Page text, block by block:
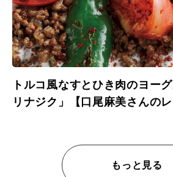
トルコ風なすとひき肉のヨー
リナジク」【口尾麻美さんのレ
もっと見る